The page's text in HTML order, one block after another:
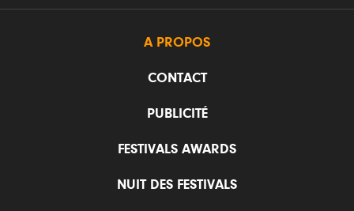
A PROPOS
CONTACT
PUBLICITÉ
FESTIVALS AWARDS
NUIT DES FESTIVALS